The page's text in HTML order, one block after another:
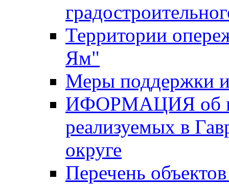
Территории
Ям"
Меры поддержки
ИФОРМАЦИЯ об
реализуемых в
округе
Перечень